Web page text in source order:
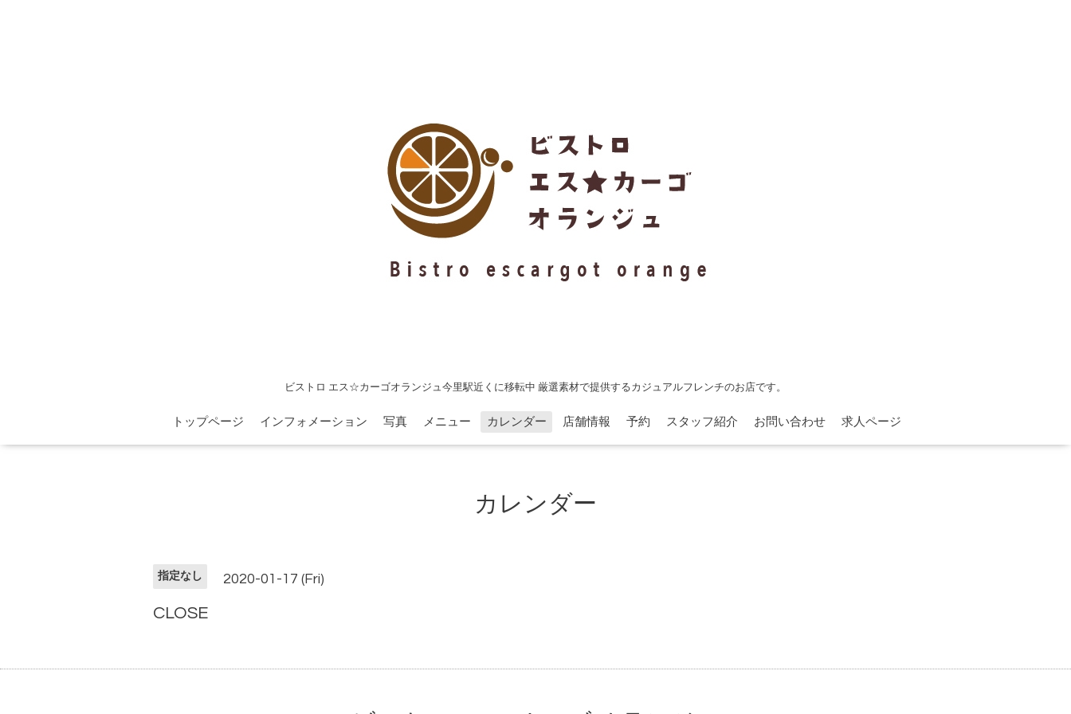
ビストロ エス☆カーゴオランジュ今里駅近くに移転中 厳選素材で提供するカジュアルフレンチのお店です。
トップページ インフォメーション 写真 メニュー カレンダー 店舗情報 予約 スタッフ紹介 お問い合わせ 求人ページ
カレンダー
指定なし 2020-01-17 (Fri)
CLOSE